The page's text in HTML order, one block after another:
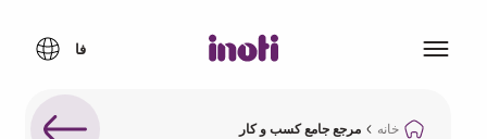
خانه مرجع جامع کسب و کار